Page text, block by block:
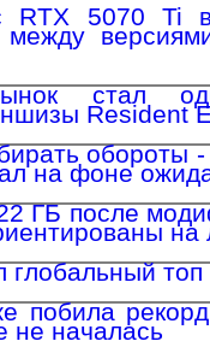
RTX 5070 Ti
между
стал
Resident
обороты
на фоне
ГБ после
глобальный
побила
не началась